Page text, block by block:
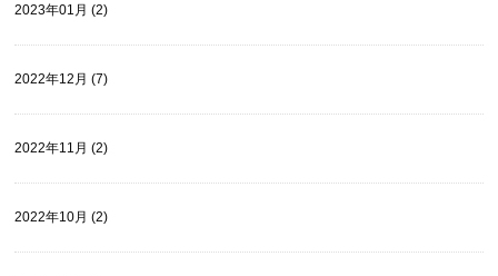
2023年01月 (2)
2022年12月 (7)
2022年11月 (2)
2022年10月 (2)